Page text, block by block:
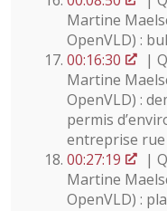
Martine
OpenVLD) :
00:16:30
|
Martine
OpenVLD) :
permis
entreprise
00:27:19
|
Martine
OpenVLD) :